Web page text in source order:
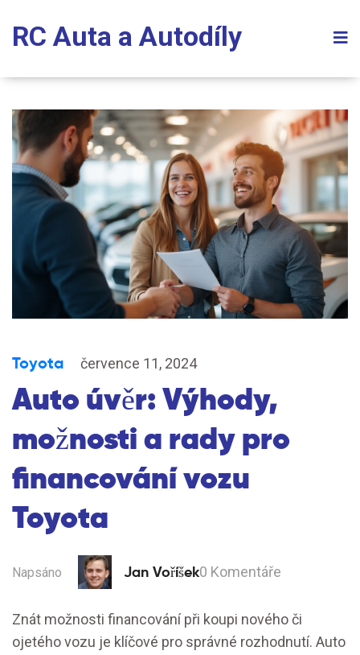
RC Auta a Autodíly
Toyota července 11, 2024
Auto úvěr: Výhody,
možnosti a rady pro
financování vozu
Toyota
Napsáno Jan Voříšek0 Komentáře
Znát možnosti financování při koupi nového či
ojetého vozu je klíčové pro správné rozhodnutí. Auto